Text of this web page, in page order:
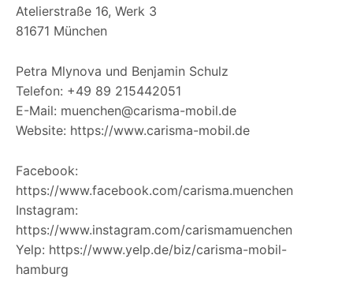
Atelierstraße 16, Werk 3
81671 München
Petra Mlynova und Benjamin Schulz
Telefon: +49 89 215442051
E-Mail: muenchen@carisma-mobil.de
Website: https://www.carisma-mobil.de
Facebook:
https://www.facebook.com/carisma.muenchen
Instagram:
https://www.instagram.com/carismamuenchen
Yelp: https://www.yelp.de/biz/carisma-mobil-
hamburg